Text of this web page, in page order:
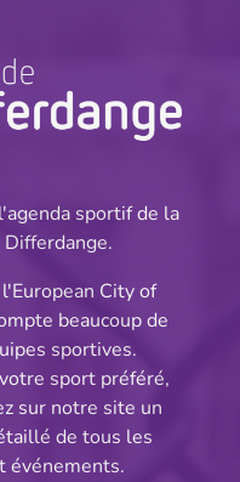
Partager
sportif de la
City of
beaucoup de
sportives.
sport préféré,
sur notre site un
de tous les
événements.